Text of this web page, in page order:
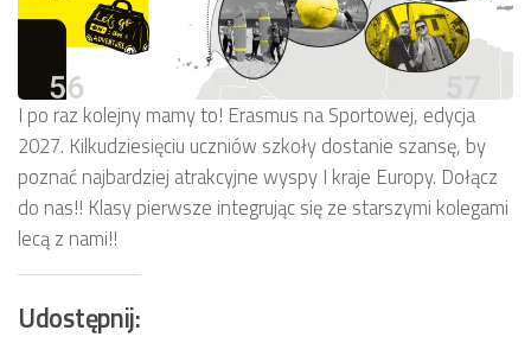
I po raz kolejny mamy to! Erasmus na Sportowej, edycja
2027. Kilkudziesięciu uczniów szkoły dostanie szansę, by
poznać najbardziej atrakcyjne wyspy I kraje Europy. Dołącz
do nas!! Klasy pierwsze integrując się ze starszymi kolegami
lecą z nami!!
Udostępnij: